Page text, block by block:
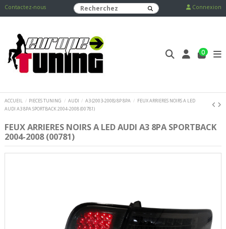
Contactez-nous Connexion
0
ACCUEIL PIECES TUNING AUDI A3 (2003-2008) 8P 8PA
FEUX ARRIERES NOIRS A LED
AUDI A3 8PA SPORTBACK 2004-2008 (00781)
FEUX ARRIERES NOIRS A LED AUDI A3 8PA SPORTBACK
2004-2008 (00781)